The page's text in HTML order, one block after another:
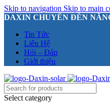
Skip to navigation Skip to main
DAXIN CHUYÊN ĐÈN
Tin Tức
Liên Hệ
Hỏi – Đáp
Giới thiệu
Select category